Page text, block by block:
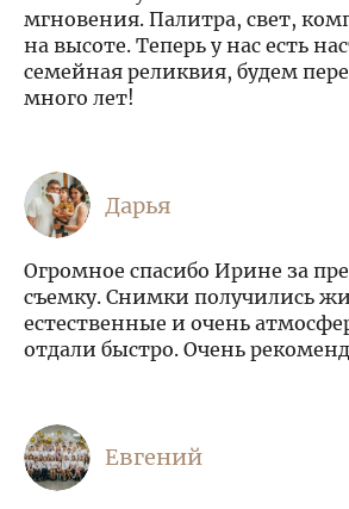
мгновения. Палитра, свет,
на высоте. Теперь у нас есть
семейная реликвия, будем
много лет!
Дарья
Огромное спасибо Ирине за
съемку. Снимки получились
естественные и очень
отдали быстро. Очень
Евгений